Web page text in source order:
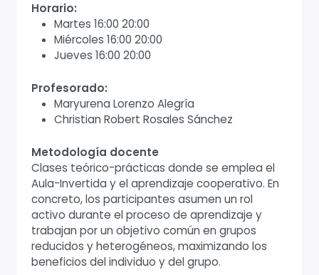
Horario:
Martes 16:00 20:00
Miércoles 16:00 20:00
Jueves 16:00 20:00
Profesorado:
Maryurena Lorenzo Alegría
Christian Robert Rosales Sánchez
Metodología docente
Clases teórico-prácticas donde se emplea el
Aula-Invertida y el aprendizaje cooperativo. En
concreto, los participantes asumen un rol
activo durante el proceso de aprendizaje y
trabajan por un objetivo común en grupos
reducidos y heterogéneos, maximizando los
beneficios del individuo y del grupo.